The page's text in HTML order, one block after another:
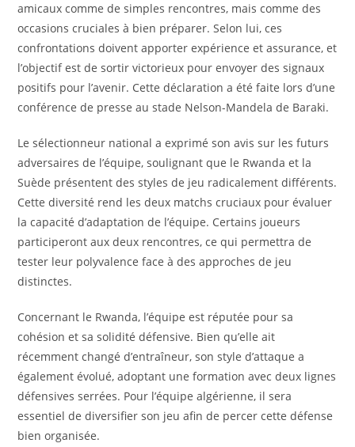
amicaux comme de simples rencontres, mais comme des
occasions cruciales à bien préparer. Selon lui, ces
confrontations doivent apporter expérience et assurance, et
l’objectif est de sortir victorieux pour envoyer des signaux
positifs pour l’avenir. Cette déclaration a été faite lors d’une
conférence de presse au stade Nelson-Mandela de Baraki.
Le sélectionneur national a exprimé son avis sur les futurs
adversaires de l’équipe, soulignant que le Rwanda et la
Suède présentent des styles de jeu radicalement différents.
Cette diversité rend les deux matchs cruciaux pour évaluer
la capacité d’adaptation de l’équipe. Certains joueurs
participeront aux deux rencontres, ce qui permettra de
tester leur polyvalence face à des approches de jeu
distinctes.
Concernant le Rwanda, l’équipe est réputée pour sa
cohésion et sa solidité défensive. Bien qu’elle ait
récemment changé d’entraîneur, son style d’attaque a
également évolué, adoptant une formation avec deux lignes
défensives serrées. Pour l’équipe algérienne, il sera
essentiel de diversifier son jeu afin de percer cette défense
bien organisée.